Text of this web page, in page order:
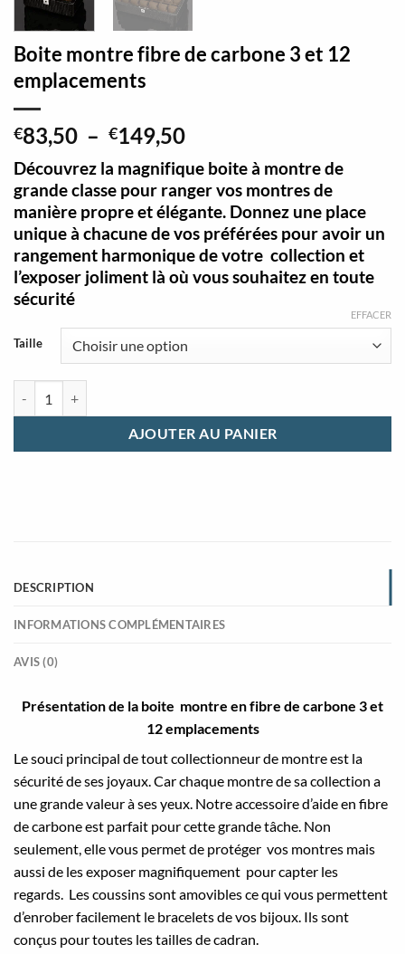
Boite montre fibre de carbone 3 et 12
emplacements
€83,50 – €149,50Plage
prix :
€83,50
à
€149,50
Découvrez la magnifique boite à montre de
grande classe pour ranger vos montres de
manière propre et élégante. Donnez une place
unique à chacune de vos préférées pour avoir un
rangement harmonique de votre collection et
l’exposer joliment là où vous souhaitez en toute
sécurité
Taille
EFFACER
AJOUTER AU PANIER
DESCRIPTION
INFORMATIONS COMPLÉMENTAIRES
AVIS (0)
Présentation de la boite montre en fibre de carbone 3 et
12 emplacements
Le souci principal de tout collectionneur de montre est la
sécurité de ses joyaux. Car chaque montre de sa collection a
une grande valeur à ses yeux. Notre accessoire d’aide en fibre
de carbone est parfait pour cette grande tâche. Non
seulement, elle vous permet de protéger vos montres mais
aussi de les exposer magnifiquement pour capter les
regards. Les coussins sont amovibles ce qui vous permettent
d’enrober facilement le bracelets de vos bijoux. Ils sont
conçus pour toutes les tailles de cadran.